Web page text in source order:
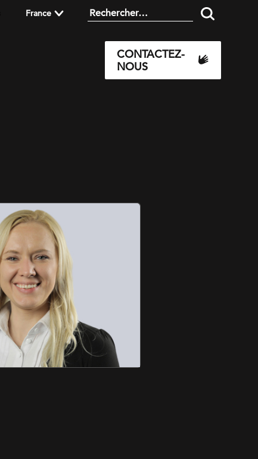
France
CONTACTEZ-
NOUS